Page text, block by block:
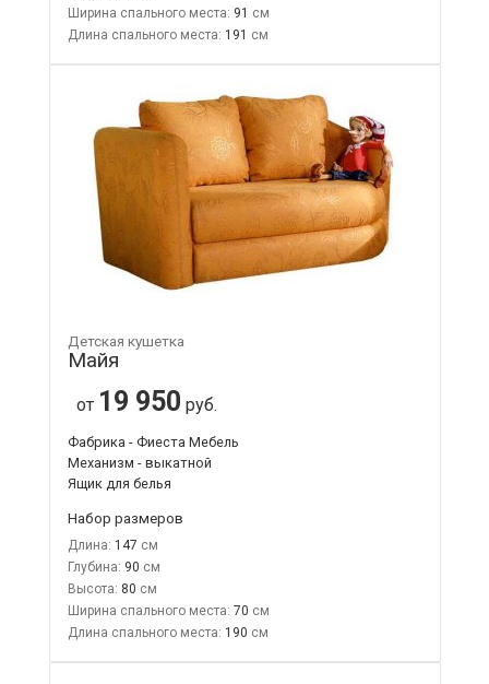
Ширина спального места: 91
Длина спального места: 191
Детская кушетка
Майя
от 19 950 руб.
Фабрика - Фиеста Мебель
Механизм - выкатной
Ящик для белья
Набор размеров
Длина: 147
Глубина: 90
Высота: 80
Ширина спального места: 70
Длина спального места: 190